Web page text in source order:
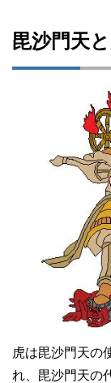
毘沙門天
虎は毘沙門天の
れ、毘沙門天の